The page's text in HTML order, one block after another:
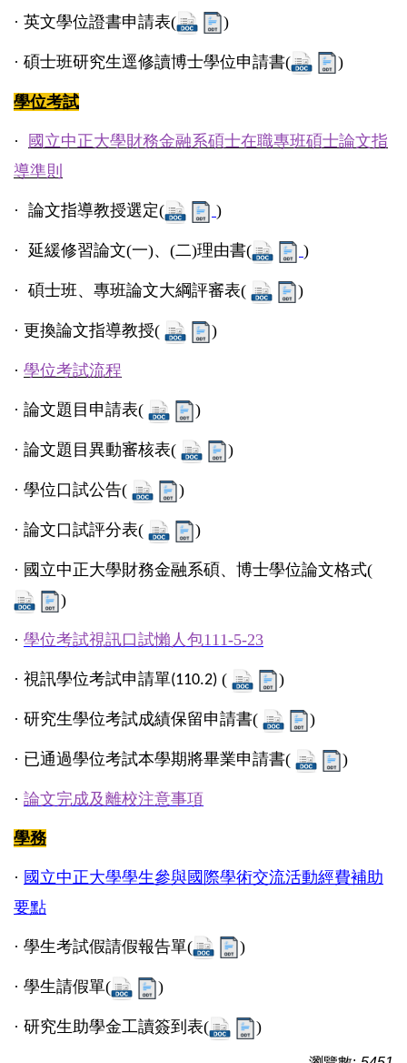
· 英文學位證書申請表( )
· 碩士班研究生逕修讀博士學位申請書( )
學位考試
·
國立中正大學財務金融系碩士在職專班碩士論文指
導準則
· 論文指導教授選定( )
· 延緩修習論文(一)、(二)理由書( )
· 碩士班、專班論文大綱評審表( )
· 更換論文指導教授( )
· 學位考試流程
· 論文題目申請表( )
· 論文題目異動審核表( )
· 學位口試公告( )
· 論文口試評分表( )
· 國立中正大學財務金融系碩、博士學位論文格式(
)
· 學位考試視訊口試懶人包111-5-23
· 視訊學位考試申請單(110.2) ( )
· 研究生學位考試成績保留申請書( )
· 已通過學位考試本學期將畢業申請書( )
· 論文完成及離校注意事項
學務
· 國立中正大學學生參與國際學術交流活動經費補助
要點
· 學生考試假請假報告單( )
· 學生請假單( )
· 研究生助學金工讀簽到表( )